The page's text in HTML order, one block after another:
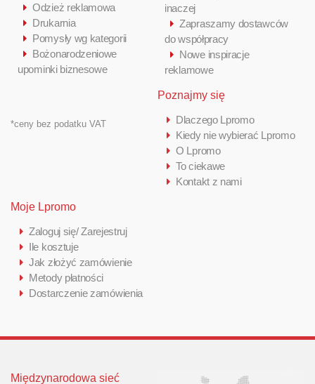
Odzież reklamowa
Drukarnia
Pomysły wg kategorii
Bożonarodzeniowe
upominki biznesowe
*ceny bez podatku VAT
inaczej
Zapraszamy dostawców
do współpracy
Nowe inspiracje
reklamowe
Poznajmy się
Dlaczego Lpromo
Kiedy nie wybierać Lpromo
O Lpromo
To ciekawe
Kontakt z nami
Moje Lpromo
Zaloguj się/ Zarejestruj
Ile kosztuje
Jak złożyć zamówienie
Metody płatności
Dostarczenie zamówienia
Międzynarodowa sieć